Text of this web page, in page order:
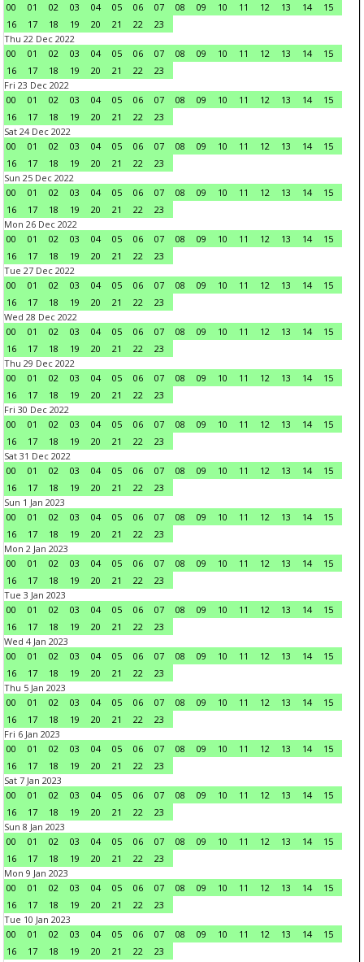
00
01 02 03 04 05 06 07 08 09 10 11 12 13 14
15
16
17 18 19 20 21 22
23
Thu 22 Dec 2022
00
01 02 03 04 05 06 07 08 09 10 11 12 13 14
15
16
17 18 19 20 21 22
23
Fri 23 Dec 2022
00
01 02 03 04 05 06 07 08 09 10 11 12 13 14
15
16
17 18 19 20 21 22
23
Sat 24 Dec 2022
00
01 02 03 04 05 06 07 08 09 10 11 12 13 14
15
16
17 18 19 20 21 22
23
Sun 25 Dec 2022
00
01 02 03 04 05 06 07 08 09 10 11 12 13 14
15
16
17 18 19 20 21 22
23
Mon 26 Dec 2022
00
01 02 03 04 05 06 07 08 09 10 11 12 13 14
15
16
17 18 19 20 21 22
23
Tue 27 Dec 2022
00
01 02 03 04 05 06 07 08 09 10 11 12 13 14
15
16
17 18 19 20 21 22
23
Wed 28 Dec 2022
00
01 02 03 04 05 06 07 08 09 10 11 12 13 14
15
16
17 18 19 20 21 22
23
Thu 29 Dec 2022
00
01 02 03 04 05 06 07 08 09 10 11 12 13 14
15
16
17 18 19 20 21 22
23
Fri 30 Dec 2022
00
01 02 03 04 05 06 07 08 09 10 11 12 13 14
15
16
17 18 19 20 21 22
23
Sat 31 Dec 2022
00
01 02 03 04 05 06 07 08 09 10 11 12 13 14
15
16
17 18 19 20 21 22
23
Sun 1 Jan 2023
00
01 02 03 04 05 06 07 08 09 10 11 12 13 14
15
16
17 18 19 20 21 22
23
Mon 2 Jan 2023
00
01 02 03 04 05 06 07 08 09 10 11 12 13 14
15
16
17 18 19 20 21 22
23
Tue 3 Jan 2023
00
01 02 03 04 05 06 07 08 09 10 11 12 13 14
15
16
17 18 19 20 21 22
23
Wed 4 Jan 2023
00
01 02 03 04 05 06 07 08 09 10 11 12 13 14
15
16
17 18 19 20 21 22
23
Thu 5 Jan 2023
00
01 02 03 04 05 06 07 08 09 10 11 12 13 14
15
16
17 18 19 20 21 22
23
Fri 6 Jan 2023
00
01 02 03 04 05 06 07 08 09 10 11 12 13 14
15
16
17 18 19 20 21 22
23
Sat 7 Jan 2023
00
01 02 03 04 05 06 07 08 09 10 11 12 13 14
15
16
17 18 19 20 21 22
23
Sun 8 Jan 2023
00
01 02 03 04 05 06 07 08 09 10 11 12 13 14
15
16
17 18 19 20 21 22
23
Mon 9 Jan 2023
00
01 02 03 04 05 06 07 08 09 10 11 12 13 14
15
16
17 18 19 20 21 22
23
Tue 10 Jan 2023
00
01 02 03 04 05 06 07 08 09 10 11 12 13 14
15
16
17 18 19 20 21 22
23